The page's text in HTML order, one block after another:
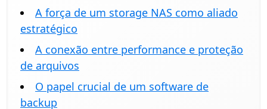
A força de um storage NAS como aliado
estratégico
A conexão entre performance e proteção
de arquivos
O papel crucial de um software de
backup